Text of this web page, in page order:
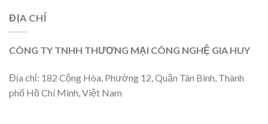
ĐỊA CHỈ
CÔNG TY TNHH THƯƠNG MẠI CÔNG NGHỆ GIA HUY
Địa chỉ: 182 Cộng Hòa, Phường 12, Quận Tân Bình, Thành
phố Hồ Chí Minh, Việt Nam